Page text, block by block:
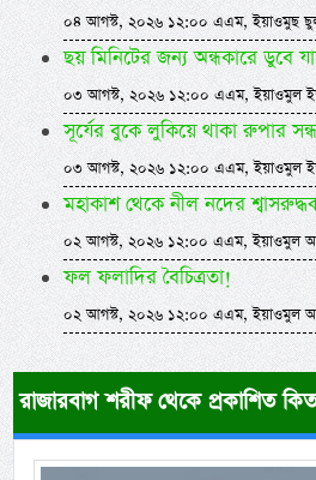
০৪ আগস্ট, ২০২৬ ১২:০০ এএম, ইয়াওমুছ
ছয় মিনিটের জন্য অন্ধকারে ডুবে
০৩ আগস্ট, ২০২৬ ১২:০০ এএম, ইয়াওমুল
সূর্যের বুকে লুকিয়ে থাকা রুপার
০৩ আগস্ট, ২০২৬ ১২:০০ এএম, ইয়াওমুল
মহাকাশ থেকে নীল নদের
০২ আগস্ট, ২০২৬ ১২:০০ এএম, ইয়াওমুল
ফল ফলাদির বৈচিত্রতা!
০২ আগস্ট, ২০২৬ ১২:০০ এএম, ইয়াওমুল
রাজারবাগ শরীফ থেকে প্রকাশিত